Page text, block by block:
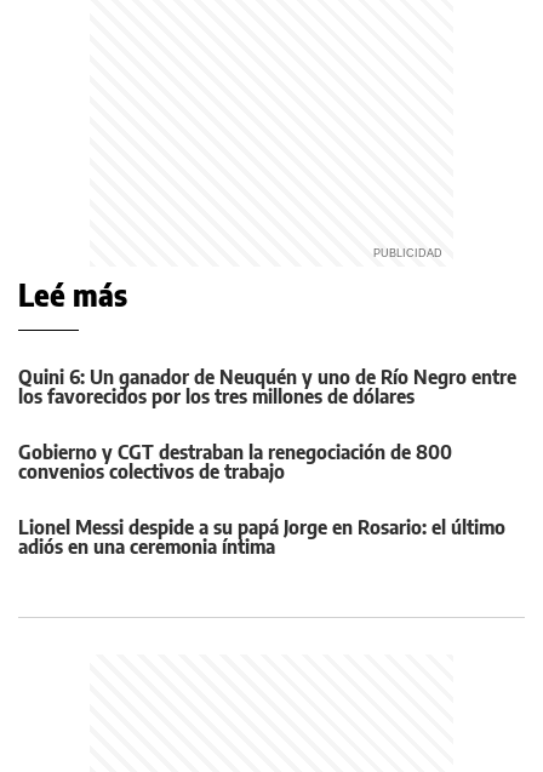
Leé más
Quini 6: Un ganador de Neuquén y uno de Río Negro entre
los favorecidos por los tres millones de dólares
Gobierno y CGT destraban la renegociación de 800
convenios colectivos de trabajo
Lionel Messi despide a su papá Jorge en Rosario: el último
adiós en una ceremonia íntima